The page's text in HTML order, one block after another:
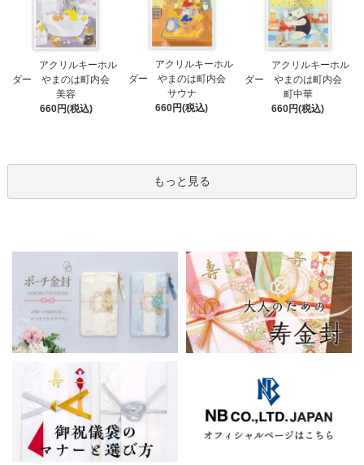
アクリルキーホル
ダー やまのは町内会
美容
660円(税込)
アクリルキーホル
ダー やまのは町内会
サウナ
660円(税込)
アクリルキーホル
ダー やまのは町内会
町中華
660円(税込)
もっと見る